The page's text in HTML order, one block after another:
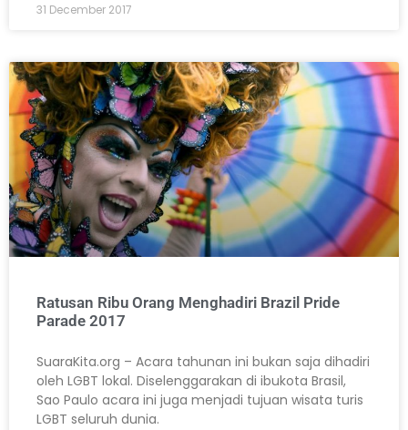
31 December 2017
Ratusan Ribu Orang Menghadiri Brazil Pride
Parade 2017
SuaraKita.org – Acara tahunan ini bukan saja dihadiri
oleh LGBT lokal. Diselenggarakan di ibukota Brasil,
Sao Paulo acara ini juga menjadi tujuan wisata turis
LGBT seluruh dunia.